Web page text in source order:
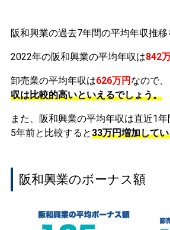
阪和興業の過去7年間の平均年収推移
2022年の阪和興業の平均年収は842
卸売業の平均年収は626万円 なので、
収は比較的高いといえるでしょう。
また、阪和興業の平均年収は直近1年
5年前と比較すると33万円増加して
阪和興業のボーナス額